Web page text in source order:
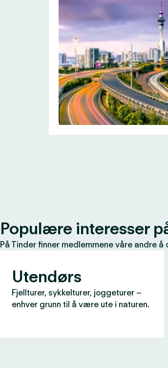
Populære interesser
På Tinder finner medlemmene våre andre
Utendørs
Fjellturer, sykkelturer, joggeturer –
enhver grunn til å være ute i naturen.